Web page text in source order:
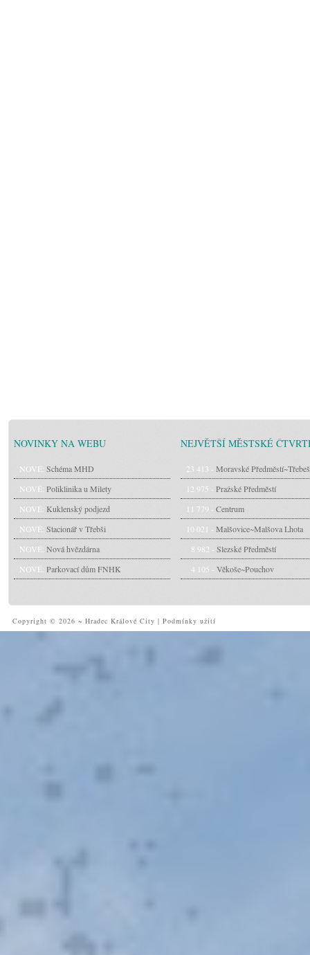
NOVINKY NA WEBU
NOVÉ: Schéma MHD
NOVÉ: Poliklinika u Milety
NOVÉ: Kuklenský podjezd
NOVÉ: Stacionář v Třebši
NOVÉ: Nová hvězdárna
NOVÉ: Parkovací dům FNHK
NEJVĚTŠÍ MĚSTSKÉ
23 413 - Moravské Předměstí~Třebeš
12 975 - Pražské Předměstí
11 779 - Centrum
10 021 - Malšovice~Malšova Lhota
8 982 - Slezské Předměstí
4 105 - Věkoše~Pouchov
Copyright © 2026 ~ Hradec Králové City | Podmínky užití